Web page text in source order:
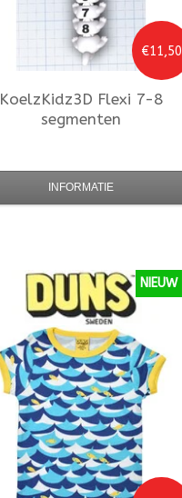
€11,50
KoelzKidz3D Flexi 7-8
segmenten
INFORMATIE
NIEUW